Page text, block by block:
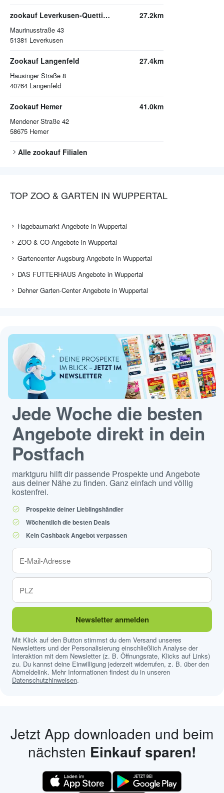
zookauf Leverkusen-Quettingen
Maurinusstraße 43
51381 Leverkusen
27.2km
Zookauf Langenfeld
Hausinger Straße 8
40764 Langenfeld
27.4km
Zookauf Hemer
Mendener Straße 42
58675 Hemer
41.0km
Alle zookauf Filialen
TOP ZOO & GARTEN IN WUPPERTAL
Hagebaumarkt Angebote in Wuppertal
ZOO & CO Angebote in Wuppertal
Gartencenter Augsburg Angebote in Wuppertal
DAS FUTTERHAUS Angebote in Wuppertal
Dehner Garten-Center Angebote in Wuppertal
Jede Woche die besten
Angebote direkt in dein
Postfach
marktguru hilft dir passende Prospekte und Angebote
aus deiner Nähe zu finden. Ganz einfach und völlig
kostenfrei.
Prospekte deiner Lieblingshändler
Wöchentlich die besten Deals
Kein Cashback Angebot verpassen
Newsletter anmelden
Mit Klick auf den Button stimmst du dem Versand unseres
Newsletters und der Personalisierung einschließlich Analyse der
Interaktion mit dem Newsletter (z. B. Öffnungsrate, Klicks auf Links)
zu. Du kannst deine Einwilligung jederzeit widerrufen, z. B. über den
Abmeldelink. Mehr Informationen findest du in unseren
Datenschutzhinweisen.
Jetzt App downloaden und beim
nächsten Einkauf sparen!